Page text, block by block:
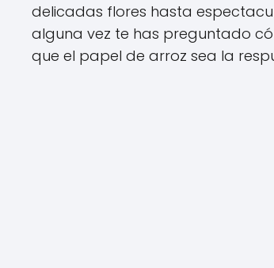
delicadas flores hasta
alguna vez te has preguntado
que el papel de arroz sea la